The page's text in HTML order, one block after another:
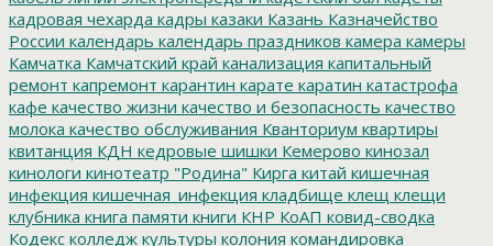
кадровая чехарда кадры казаки Казань Казначейство
России календарь календарь праздников камера камеры
Камчатка Камчатский край канализация капитальный
ремонт капремонт карантин карате каратин катастрофа
кафе качество жизни качество и безопасность качество
молока качество обслуживания Кванториум квартиры
квитанция КДН кедровые шишки Кемерово кинозал
кинологи кинотеатр "Родина" Кирга китай кишечная
инфекция кишечная_инфекция кладбище клещ клещи
клубника книга памяти книги КНР КоАП ковид-сводка
Кодекс колледж культуры колония командировка